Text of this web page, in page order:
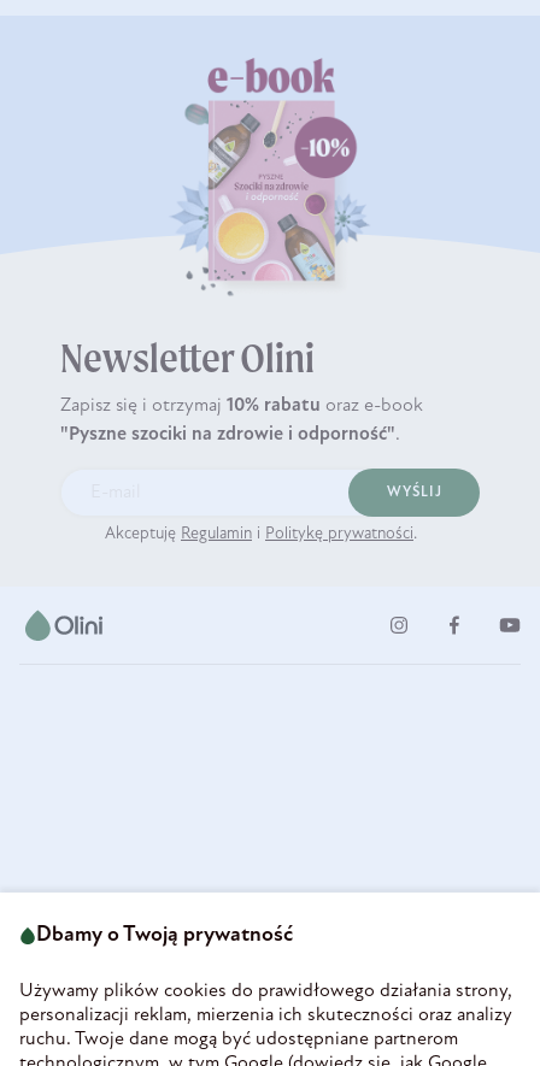
Newsletter Olini
Zapisz się i otrzymaj 10% rabatu oraz e-book
"Pyszne szociki na zdrowie i odporność".
WYŚLIJ
Akceptuję Regulamin i Politykę prywatności.
58-160 Świebodzice
REGON 890213034
INFORMACJE
Dbamy o Twoją prywatność
Używamy plików cookies do prawidłowego działania strony,
personalizacji reklam, mierzenia ich skuteczności oraz analizy
ruchu. Twoje dane mogą być udostępniane partnerom